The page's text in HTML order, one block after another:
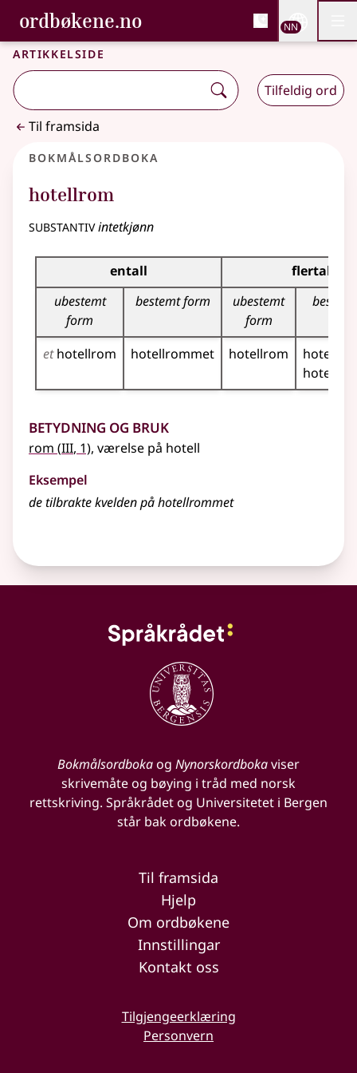
Gå til hovudinnhald
Tilgjenge
ordbøkene.no, Bokmålsordboka og
Bokmålsordboka og Nynorskordboka
NN
Artikkelside
Tilfeldig ord
Til framsida
Bokmålsordboka
hotellrom
substantivintetkjønn
Bøyingstabell for dette substantivet
entall
flertall
ubestemt
form
bestemt form
ubestemt
form
ethotellrom hotellrommet hotellrom
Betydning og bruk
rom (3
III, 1), værelse på hotell
Eksempel
de tilbrakte kvelden på hotellrommet
Bokmålsordbokaog Nynorskordbokaviser
skrivemåte og bøying i tråd med norsk
rettskriving. Språkrådet og Universitetet i Bergen
står bak ordbøkene.
Til framsida
Hjelp
Om ordbøkene
Innstillingar
Kontakt oss
Tilgjengeerklæring
Personvern